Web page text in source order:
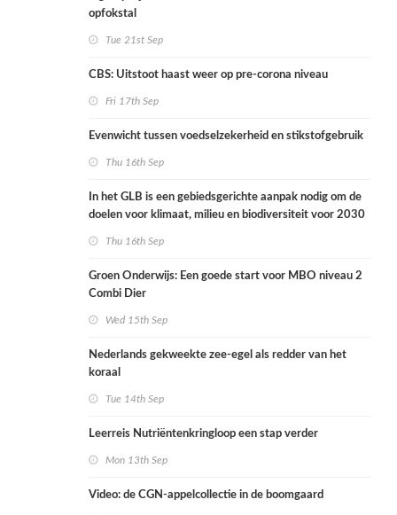
opfokstal
Tue 21st Sep
CBS: Uitstoot haast weer op pre-corona niveau
Fri 17th Sep
Evenwicht tussen voedselzekerheid en stikstofgebruik
Thu 16th Sep
In het GLB is een gebiedsgerichte aanpak nodig om de
doelen voor klimaat, milieu en biodiversiteit voor 2030
Thu 16th Sep
Groen Onderwijs: Een goede start voor MBO niveau 2
Combi Dier
Wed 15th Sep
Nederlands gekweekte zee-egel als redder van het
koraal
Tue 14th Sep
Leerreis Nutriëntenkringloop een stap verder
Mon 13th Sep
Video: de CGN-appelcollectie in de boomgaard